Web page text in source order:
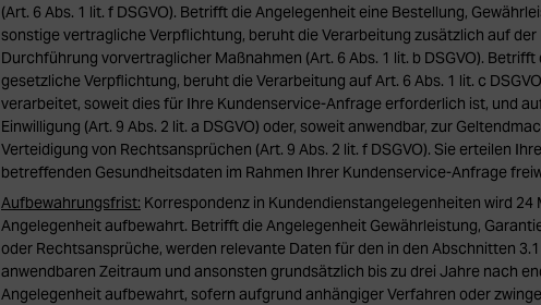
(Art. 6 Abs. 1 lit. f DSGVO). Betrifft die Angelegenheit eine Bestellung,
sonstige vertragliche Verpflichtung, beruht die Verarbeitung zusätzlich auf
Durchführung vorvertraglicher Maßnahmen (Art. 6 Abs. 1 lit. b DSGVO).
gesetzliche Verpflichtung, beruht die Verarbeitung auf Art. 6 Abs. 1 lit. c
verarbeitet, soweit dies für Ihre Kundenservice-Anfrage erforderlich ist, und
Einwilligung (Art. 9 Abs. 2 lit. a DSGVO) oder, soweit anwendbar, zur
Verteidigung von Rechtsansprüchen (Art. 9 Abs. 2 lit. f DSGVO). Sie erteilen
betreffenden Gesundheitsdaten im Rahmen Ihrer Kundenservice-Anfrage
Aufbewahrungsfrist: Korrespondenz in Kundendienstangelegenheiten wird
Angelegenheit aufbewahrt. Betrifft die Angelegenheit Gewährleistung,
oder Rechtsansprüche, werden relevante Daten für den in den Abschnitten
anwendbaren Zeitraum und ansonsten grundsätzlich bis zu drei Jahre nach
Angelegenheit aufbewahrt, sofern aufgrund anhängiger Verfahren oder